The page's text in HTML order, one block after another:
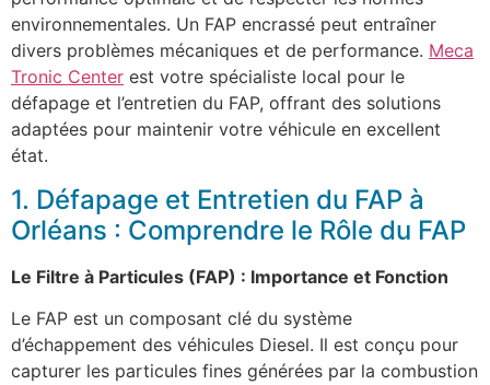
environnementales. Un FAP encrassé peut entraîner
divers problèmes mécaniques et de performance. Meca
Tronic Center est votre spécialiste local pour le
défapage et l’entretien du FAP, offrant des solutions
adaptées pour maintenir votre véhicule en excellent
état.
1. Défapage et Entretien du FAP à
Orléans : Comprendre le Rôle du FAP
Le Filtre à Particules (FAP) : Importance et Fonction
Le FAP est un composant clé du système
d’échappement des véhicules Diesel. Il est conçu pour
capturer les particules fines générées par la combustion